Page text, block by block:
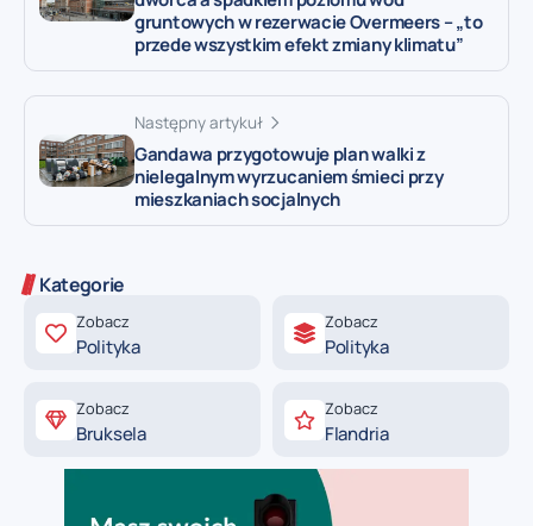
gruntowych w rezerwacie Overmeers – „to
przede wszystkim efekt zmiany klimatu”
Następny artykuł
Gandawa przygotowuje plan walki z
nielegalnym wyrzucaniem śmieci przy
mieszkaniach socjalnych
Kategorie
Zobacz
Polityka
Zobacz
Polityka
Zobacz
Bruksela
Zobacz
Flandria